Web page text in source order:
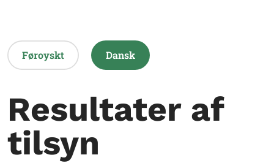
Føroyskt Dansk
Resultater af
tilsyn